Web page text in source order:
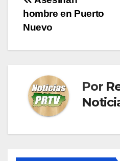
de
entradas
hombre en Puerto
Nuevo
Por